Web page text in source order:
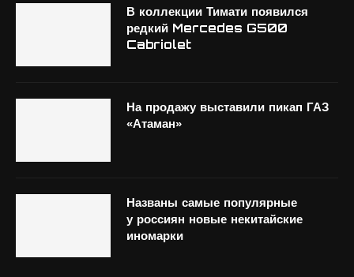
В коллекции Тимати появился
редкий Mercedes G500
Cabriolet
На продажу выставили пикап ГАЗ
«Атаман»
Названы самые популярные
у россиян новые некитайские
иномарки